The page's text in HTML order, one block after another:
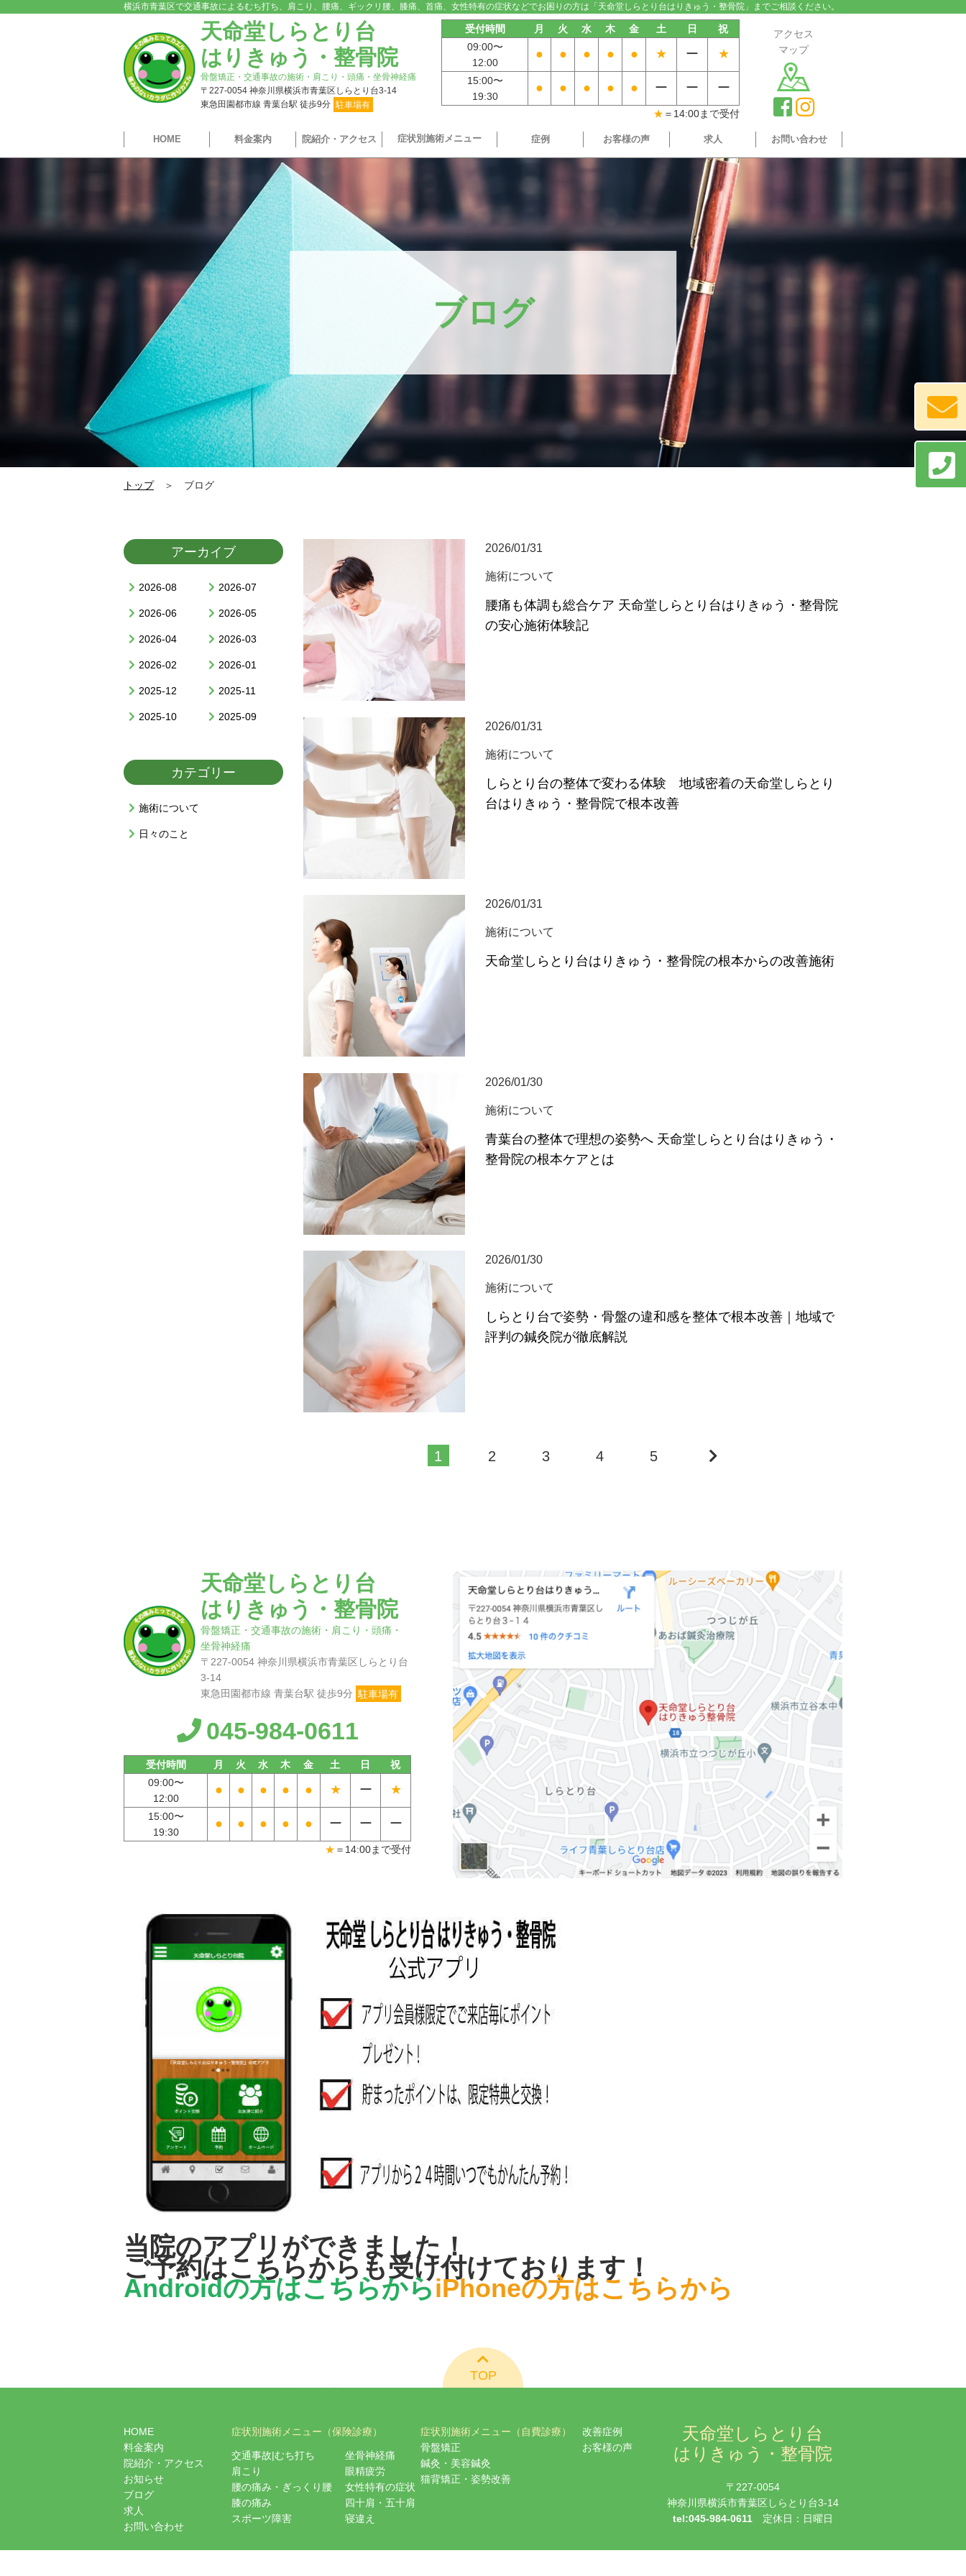
横浜市青葉区で交通事故によるむち打ち、肩こり、腰痛、ギックリ腰、膝痛、首痛、女性特有の症状などでお困りの方は「天命堂しらとり台はりきゅう・整骨院」までご相談ください。
天命堂しらとり台
はりきゅう・整骨院
骨盤矯正・交通事故の施術・肩こり・頭痛・坐骨神経痛
〒227-0054 神奈川県横浜市青葉区しらとり台3-14
東急田園都市線 青葉台駅 徒歩9分 駐車場有
受付時間 月 火 水 木 金 土 日
祝
09:00〜
12:00
● ● ● ● ● ★ ー ★
15:00〜
19:30
● ● ● ● ● ー ー ー
★ ＝14:00まで受付
アクセス
マップ
HOME 料金案内 院紹介・アクセス 症状別施術メニュー 症例 お客様の声 求人 お問い合わせ
ブログ
トップ＞ ブログ
2026/01/31
施術について
腰痛も体調も総合ケア 天命堂しらとり台はりきゅう・整骨院
の安心施術体験記
2026/01/31
施術について
しらとり台の整体で変わる体験 地域密着の天命堂しらとり
台はりきゅう・整骨院で根本改善
2026/01/31
施術について
天命堂しらとり台はりきゅう・整骨院の根本からの改善施術
2026/01/30
施術について
青葉台の整体で理想の姿勢へ 天命堂しらとり台はりきゅう・
整骨院の根本ケアとは
2026/01/30
施術について
しらとり台で姿勢・骨盤の違和感を整体で根本改善｜地域で
評判の鍼灸院が徹底解説
1 2 3 4 5
アーカイブ
2026-08 2026-07
2026-06 2026-05
2026-04 2026-03
2026-02 2026-01
2025-12 2025-11
2025-10 2025-09
カテゴリー
施術について
日々のこと
天命堂しらとり台
はりきゅう・整骨院
骨盤矯正・交通事故の施術・肩こり・頭痛・
坐骨神経痛
〒227-0054 神奈川県横浜市青葉区しらとり台
3-14
東急田園都市線 青葉台駅 徒歩9分 駐車場有
045-984-0611
受付時間 月 火 水 木 金 土 日
祝
09:00〜
12:00
● ● ● ● ● ★ ー ★
15:00〜
19:30
● ● ● ● ● ー ー ー
★ ＝14:00まで受付
当院のアプリができました！
ご予約はこちらからも受け付けております！
Androidの方はこちらからiPhoneの方はこちらから
TOP
天命堂しらとり台
はりきゅう・整骨院
〒227-0054
神奈川県横浜市青葉区しらとり台3-14
tel:045-984-0611
定休日：日曜日
HOME
料金案内
院紹介・アクセス
お知らせ
ブログ
求人
お問い合わせ
症状別施術メニュー（保険診療）
交通事故|むち打ち
肩こり
腰の痛み・ぎっくり腰
膝の痛み
スポーツ障害
坐骨神経痛
眼精疲労
女性特有の症状
四十肩・五十肩
寝違え
症状別施術メニュー（自費診療）
骨盤矯正
鍼灸・美容鍼灸
猫背矯正・姿勢改善
改善症例
お客様の声